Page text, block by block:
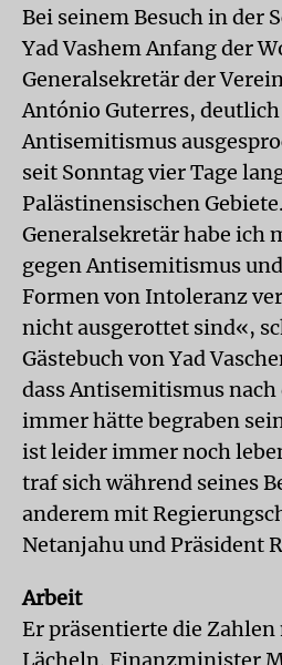
Bei seinem Besuch in der
Yad Vashem Anfang der
Generalsekretär der
António Guterres,
Antisemitismus
seit Sonntag vier Tage
Palästinensischen
Generalsekretär habe ich
gegen Antisemitismus
Formen von Intoleranz
nicht ausgerottet sind«,
Gästebuch von Yad
dass Antisemitismus
immer hätte begraben
ist leider immer noch
traf sich während seines
anderem mit
Netanjahu und Präsident
Arbeit
Er präsentierte die